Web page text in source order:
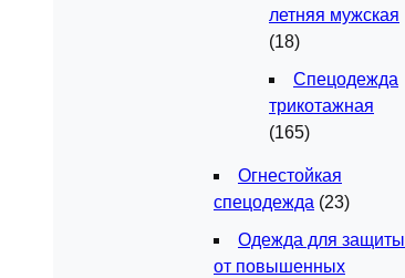
летняя мужская
(18)
Спецодежда
трикотажная
(165)
Огнестойкая
спецодежда (23)
Одежда для защиты
от повышенных